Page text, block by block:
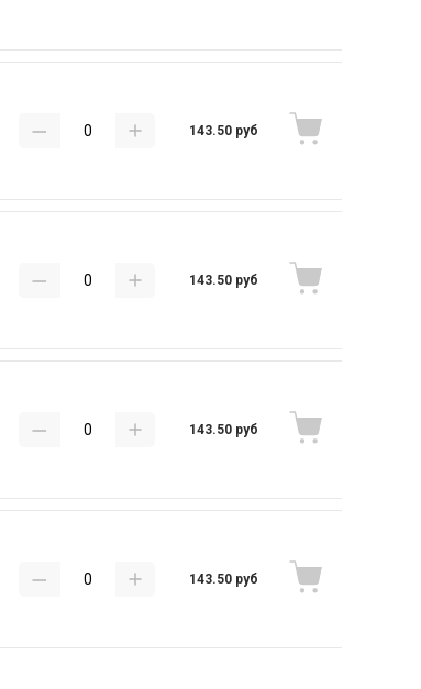
143.50 руб
143.50 руб
143.50 руб
143.50 руб